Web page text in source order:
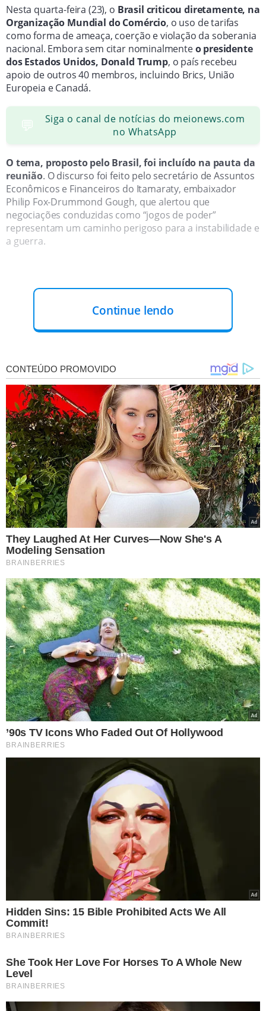
Nesta quarta-feira (23), o Brasil criticou diretamente, na
Organização Mundial do Comércio, o uso de tarifas
como forma de ameaça, coerção e violação da soberania
nacional. Embora sem citar nominalmenteo presidente
dos Estados Unidos, Donald Trump, o país recebeu
apoio de outros 40 membros, incluindo Brics, União
Europeia e Canadá.
💬
Siga o canal de notícias do meionews.com
no WhatsApp
O tema, proposto pelo Brasil, foi incluído na pauta da
reunião. O discurso foi feito pelo secretário de Assuntos
Econômicos e Financeiros do Itamaraty, embaixador
Philip Fox-Drummond Gough, que alertou que
negociações conduzidas como “jogos de poder”
representam um caminho perigoso para a instabilidade e
a guerra.
'Tarifas arbitrárias, anunciadas e
implementadas de forma caótica, estão
desestruturando as cadeias globais de
valor e correm o risco de lançar a
economia mundial em uma espiral de
preços altos e estagnação', comentou o
embaixador.
O Brasil afirma que essas medidas configuram uma
“violação flagrante dos princípios fundamentais da
OMC”.Gough também destacou que, além das questões
comerciais, preocupa o uso das tarifas como forma de
interferência em assuntos internos dos países.
'Como uma democracia estável, o Brasil
tem firmemente enraizados em nossa
sociedade princípios como o Estado de
Direito, a separação de poderes, o
respeito às normas internacionais e a
crença na solução pacífica de
controvérsias', disse.
Sem mencionar diretamente os EUA ou Donald
Trump, a delegação americana respondeu,
expressando preocupação
diante de países que não cumprem as regras da OMC,
sem citar o Brasil ou a disputa com o STF.
Continue lendo